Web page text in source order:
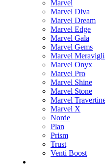
Marvel
Marvel Diva
Marvel Dream
Marvel Edge
Marvel Gala
Marvel Gems
Marvel
Marvel Onyx
Marvel Pro
Marvel Shine
Marvel Stone
Marvel
Marvel X
Norde
Plan
Prism
Trust
Venti Boost